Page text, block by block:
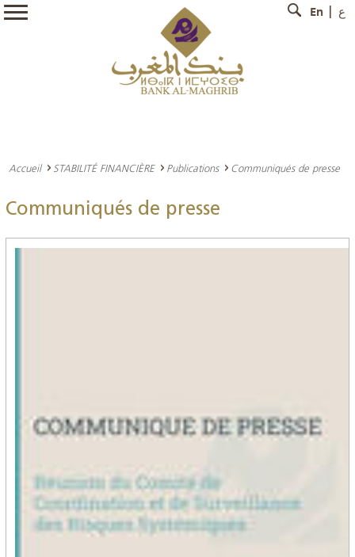
En ع
Accueil STABILITÉ FINANCIÈRE Publications Communiqués de presse
Communiqués de presse